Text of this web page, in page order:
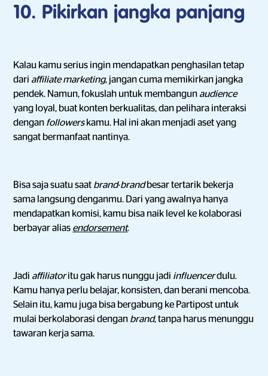
10. Pikirkan jangka panjang
Kalau kamu serius ingin mendapatkan penghasilan tetap
dari affiliate marketing, jangan cuma memikirkan jangka
pendek. Namun, fokuslah untuk membangun audience
yang loyal, buat konten berkualitas, dan pelihara interaksi
dengan followers kamu. Hal ini akan menjadi aset yang
sangat bermanfaat nantinya.
Bisa saja suatu saat brand-brandbesar tertarik bekerja
sama langsung denganmu. Dari yang awalnya hanya
mendapatkan komisi, kamu bisa naik level ke kolaborasi
berbayar alias endorsement.
Jadi affiliatoritu gak harus nunggu jadi influencerdulu.
Kamu hanya perlu belajar, konsisten, dan berani mencoba.
Selain itu, kamu juga bisa bergabung ke Partipost untuk
mulai berkolaborasi dengan brand, tanpa harus menunggu
tawaran kerja sama.